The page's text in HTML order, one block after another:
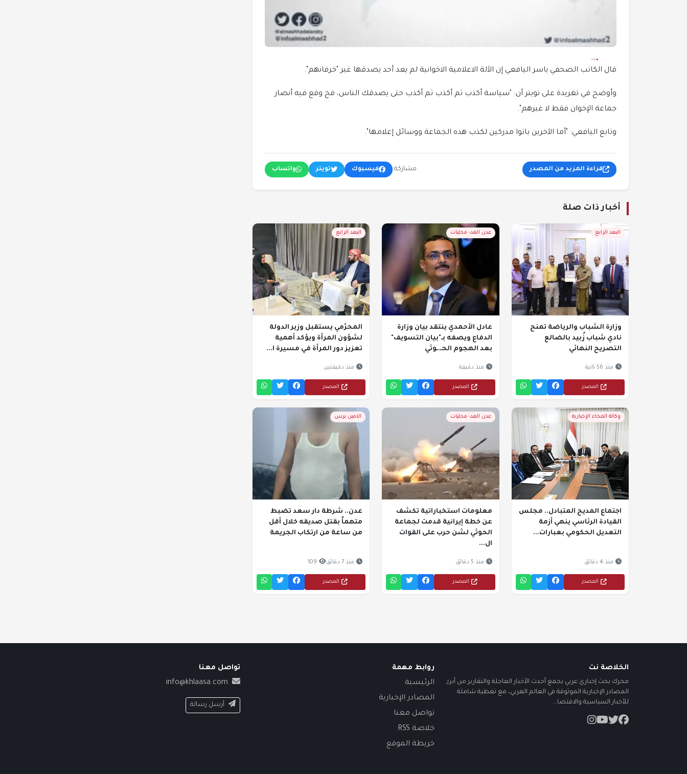
قال الكاتب الصحفي ياسر اليافعي إن الآلة الاعلامية الاخوانية لم يعد أحد يصدقها غير "خرفانهم".
وأوضح في تغريدة على تويتر أن: "سياسة أكذب ثم أكذب ثم أكذب حتى يصدقك الناس، فخ وقع فيه أنصار
جماعة الإخوان فقط لا غيرهم".
وتابع اليافعي: "أما الآخرين باتوا مدركين لكذب هذه الجماعة ووسائل إعلامها".
قراءة المزيد من المصدر مشاركة: فيسبوك تويتر واتساب
أخبار ذات صلة
البعد الرابع
وزارة الشباب والرياضة تمنح
نادي شباب زُبيد بالضالع
التصريح النهائي
منذ 56 ثانية
المصدر
عدن الغد- محليات
عادل الأحمدي ينتقد بيان وزارة
الدفاع ويصفه بـ"بيان التسويف"
بعد الهجوم الحـ.ـوثي
منذ دقيقة
المصدر
البعد الرابع
المحرّمي يستقبل وزير الدولة
لشؤون المرأة ويؤكد أهمية
تعزيز دور المرأة في مسيرة ا...
منذ دقيقتين
المصدر
وكالة المخاء الإخبارية
اجتماع المديح المتبادل.. مجلس
القيادة الرئاسي ينهي أزمة
التعديل الحكومي بعبارات...
منذ 4 دقائق
المصدر
عدن الغد- محليات
معلومات استخباراتية تكشف
عن خطة إيرانية قدمت لجماعة
الحوثي لشن حرب على القوات
ال...
منذ 5 دقائق
المصدر
الامين برس
عدن.. شرطة دار سعد تضبط
متهماً بقتل صديقه خلال أقل
من ساعة من ارتكاب الجريمة
منذ 7 دقائق 109
المصدر
الخلاصة نت
محرك بحث إخباري عربي يجمع أحدث الأخبار العاجلة والتقارير من أبرز
المصادر الإخبارية الموثوقة في العالم العربي، مع تغطية شاملة
للأخبار السياسية والاقتصا...
روابط مهمة
الرئيسية
المصادر الإخبارية
تواصل معنا
خلاصة RSS
خريطة الموقع
تواصل معنا
info@khlaasa.com
أرسل رسالة